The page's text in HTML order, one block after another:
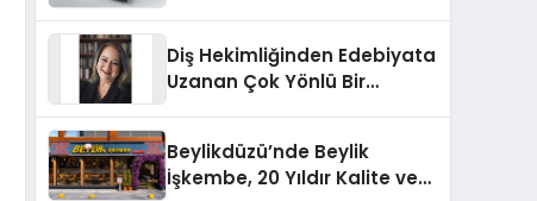
Diş Hekimliğinden Edebiyata
Uzanan Çok Yönlü Bir
Beylikdüzü’nde Beylik
İşkembe, 20 Yıldır Kalite ve